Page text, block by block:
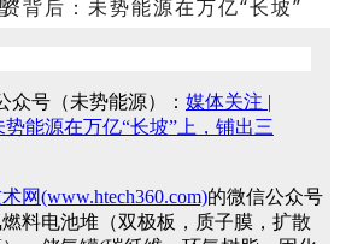
众号（未势能源）： 媒体关注 |
能源在万亿“长坡”上，铺出三
网(www.htech360.com)的微信公众号
料电池堆（双极板，质子膜，扩散